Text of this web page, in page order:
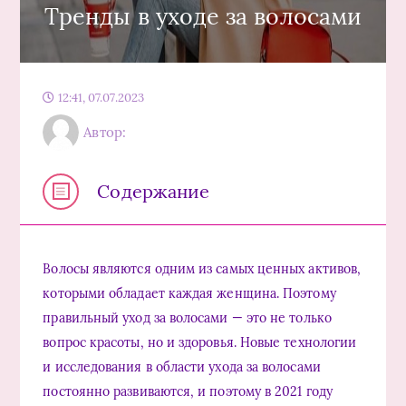
Тренды в уходе за волосами
12:41, 07.07.2023
Автор:
Содержание
Волосы являются одним из самых ценных активов,
которыми обладает каждая женщина. Поэтому
правильный уход за волосами — это не только
вопрос красоты, но и здоровья. Новые технологии
и исследования в области ухода за волосами
постоянно развиваются, и поэтому в 2021 году